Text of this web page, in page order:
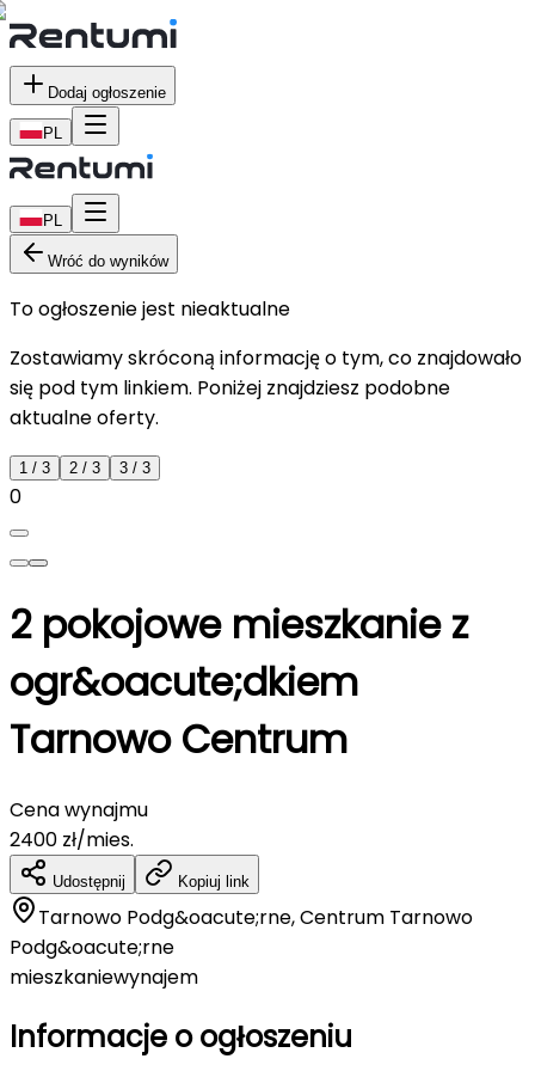
Dodaj ogłoszenie
PL
PL
Wróć do wyników
To ogłoszenie jest nieaktualne
Zostawiamy skróconą informację o tym, co znajdowało
się pod tym linkiem. Poniżej znajdziesz podobne
aktualne oferty.
1 / 3 2 / 3 3 / 3
0
2 pokojowe mieszkanie z
ogr&oacute;dkiem
Tarnowo Centrum
Cena wynajmu
2400 zł/mies.
Udostępnij Kopiuj link
Tarnowo Podg&oacute;rne, Centrum Tarnowo
Podg&oacute;rne
mieszkaniewynajem
Informacje o ogłoszeniu